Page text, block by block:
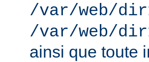
/var/web/
/var/web/
ainsi que toute